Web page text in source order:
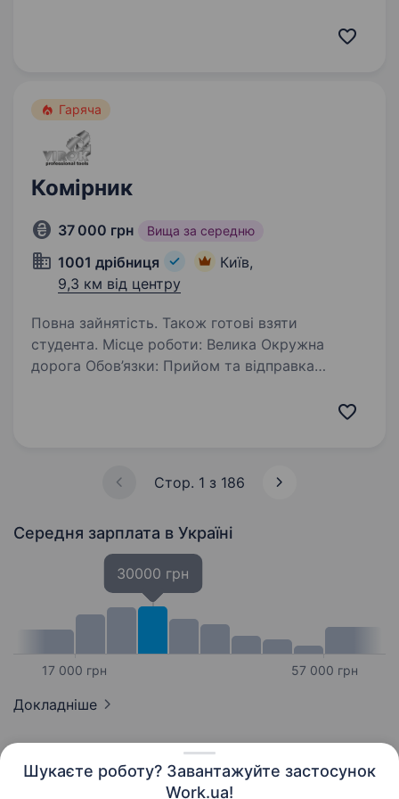
Шукаєте роботу? Завантажуйте застосунок
Work.ua!
Запрошуємо вантажника-комплектувальника
Гаряча
Комірник
37 000 грн Вища за середню
1001 дрібниця
Київ,
9,3 км від центру
Повна зайнятість. Також готові взяти
студента. Місце роботи: Велика Окружна
дорога Обов’язки: Прийом та відправка
Стор. 1 з 186
Середня зарплата в Україні
17 000 грн
30000 грн
57 000 грн
Докладніше